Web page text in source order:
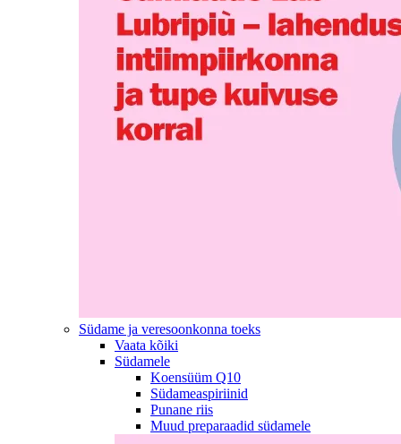
Südame ja veresoonkonna toeks
Vaata kõiki
Südamele
Koensüüm Q10
Südameaspiriinid
Punane riis
Muud preparaadid südamele